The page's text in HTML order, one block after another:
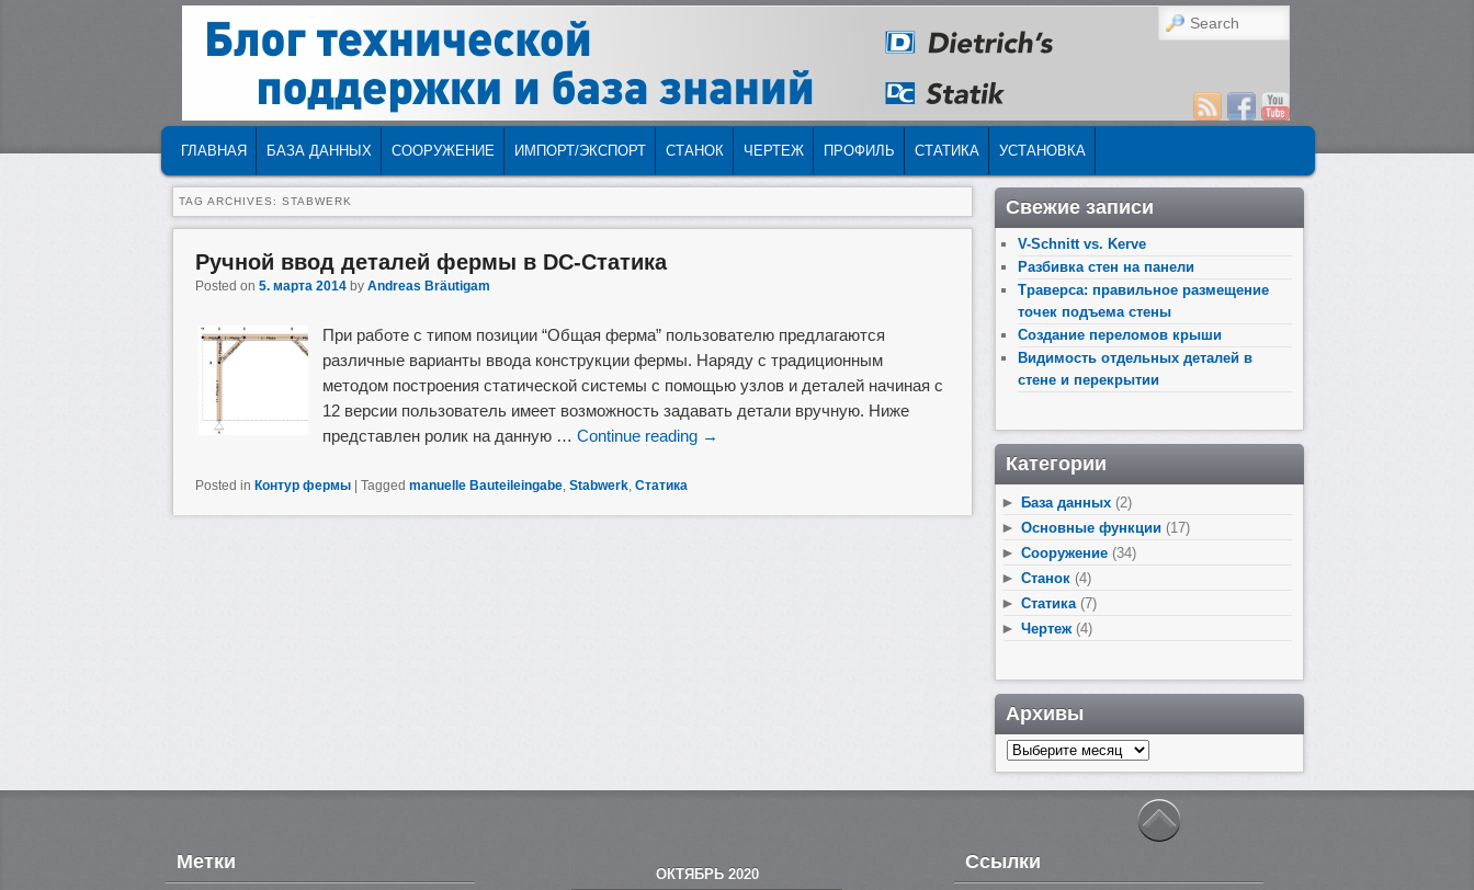
Search
SKIP TO PRIMARY CONTENT
SKIP TO SECONDARY CONTENT
ГЛАВНАЯ БАЗА ДАННЫХ СООРУЖЕНИЕ ИМПОРТ/ЭКСПОРТ СТАНОК ЧЕРТЕЖ ПРОФИЛЬ СТАТИКА УСТАНОВКА
TAG ARCHIVES: STABWERK
Ручной ввод деталей фермы в DC-Статика
Posted on 5. марта 2014 by Andreas Bräutigam
При работе с типом позиции “Общая ферма” пользователю предлагаются
различные варианты ввода конструкции фермы. Наряду с традиционным
методом построения статической системы с помощью узлов и деталей начиная с
12 версии пользователь имеет возможность задавать детали вручную. Ниже
представлен ролик на данную … Continue reading →
Posted in Контур фермы | Tagged manuelle Bauteileingabe Stabwerk Статика
Свежие записи
V-Schnitt vs. Kerve
Разбивка стен на панели
Траверса: правильное размещение
точек подъема стены
Создание переломов крыши
Видимость отдельных деталей в
стене и перекрытии
Категории
► База данных (2)
► Основные функции (17)
► Сооружение (34)
► Станок (4)
► Статика(7)
► Чертеж(4)
Архивы
Архивы
Метки
ОКТЯБРЬ 2020
Ссылки